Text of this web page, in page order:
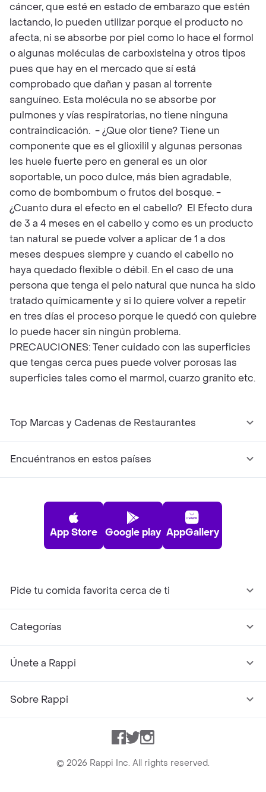
cáncer, que esté en estado de embarazo que estén
lactando, lo pueden utilizar porque el producto no
afecta, ni se absorbe por piel como lo hace el formol
o algunas moléculas de carboxisteina y otros tipos
pues que hay en el mercado que sí está
comprobado que dañan y pasan al torrente
sanguíneo. Esta molécula no se absorbe por
pulmones y vías respiratorias, no tiene ninguna
contraindicación. - ¿Que olor tiene? Tiene un
componente que es el glioxilil y algunas personas
les huele fuerte pero en general es un olor
soportable, un poco dulce, más bien agradable,
como de bombombum o frutos del bosque. -
¿Cuanto dura el efecto en el cabello? El Efecto dura
de 3 a 4 meses en el cabello y como es un producto
tan natural se puede volver a aplicar de 1 a dos
meses despues siempre y cuando el cabello no
haya quedado flexible o débil. En el caso de una
persona que tenga el pelo natural que nunca ha sido
tratado químicamente y si lo quiere volver a repetir
en tres días el proceso porque le quedó con quiebre
lo puede hacer sin ningún problema.
PRECAUCIONES: Tener cuidado con las superficies
que tengas cerca pues puede volver porosas las
superficies tales como el marmol, cuarzo granito etc.
Top Marcas y Cadenas de Restaurantes
Encuéntranos en estos países
App Store Google play AppGallery
Pide tu comida favorita cerca de ti
Categorías
Únete a Rappi
Sobre Rappi
Facebook
TwitterInstagram
© 2026 Rappi Inc. All rights reserved.